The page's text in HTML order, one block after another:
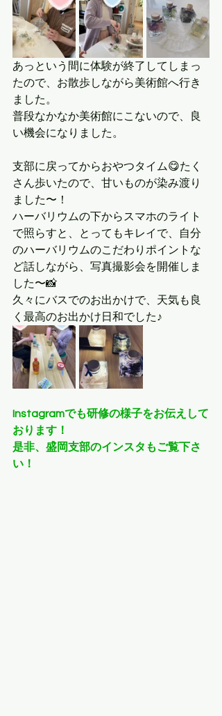
あっという間に体験が終了してしまっ
たので、お散歩しながら美術館へ行き
ました。
普段なかなか美術館にこないので、良
い機会になりました。
支部に戻ってからおやつタイム😋たく
さん歩いたので、甘いものが染み渡り
ました〜！
ハーバリウムの下からスマホのライト
で照らすと、とってもキレイで、自分
のハーバリウムのこだわりポイントな
ど話しながら、写真撮影会を開催しま
した〜📸
久々にバスでのお出かけで、天気も良
く最高のお出かけ日和でした♪
Instagramでも研修の様子をお伝えして
おります！
是非、盛岡支部のインスタもご覧下さ
い！